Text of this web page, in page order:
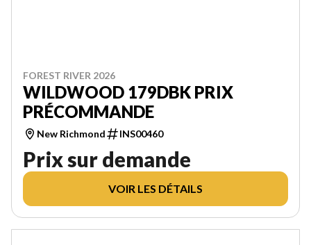
FOREST RIVER 2026
WILDWOOD 179DBK PRIX
PRÉCOMMANDE
New Richmond INS00460
Prix sur demande
VOIR LES DÉTAILS